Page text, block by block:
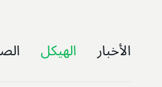
الأخبار الهيكل